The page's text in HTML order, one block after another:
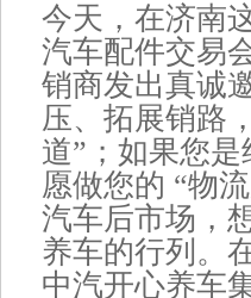
今天，在济南
汽车配件交易
销商发出真诚
压、拓展销路
道”；如果您
愿做您的 “物
汽车后市场，
养车的行列。
中汽开心养车